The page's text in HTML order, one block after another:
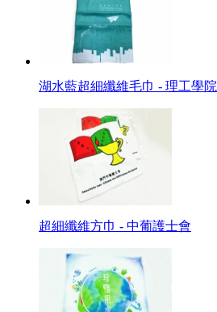
湖水藍超細纖維毛巾 - 理工學院
超細纖維方巾 - 中葡護士會